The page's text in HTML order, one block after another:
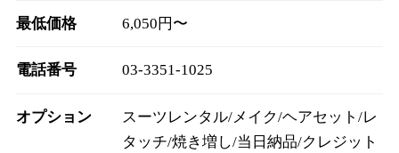
最低価格 6,050円〜
電話番号 03-3351-1025
オプション
スーツレンタル/メイク/ヘアセット/レ
タッチ/焼き増し/当日納品/クレジット